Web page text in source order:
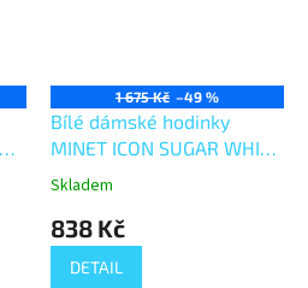
1 675 Kč –49 %
Bílé dámské hodinky
MINET ICON SUGAR WHITE
MWL5084
Skladem
838 Kč
DETAIL